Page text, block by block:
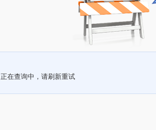
正在查询中，请刷新重试